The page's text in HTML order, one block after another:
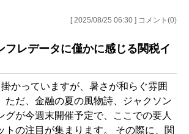
[ 2025/08/25 06:30 ] コメント(0)
フレデータに僅かに感じる関税イ
かっていますが、暑さが和らぐ雰囲
ただ、金融の夏の風物詩、ジャクソン
グが今週末開催予定で、ここでの要人
トの注目が集まります。 その際に、関